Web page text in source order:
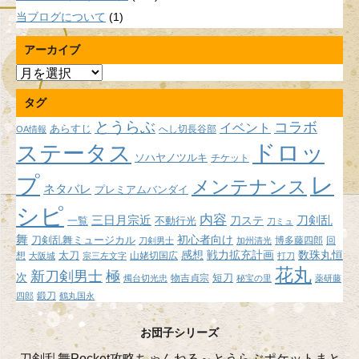
当ブログについて (1)
アーカイブ
ア
ー
カ
イ
ブ
タグ
OA情報 あらすじ とうらぶ へし切長谷部 イベント コラボ
ステータス ソハヤノツルキ チケット
ドロッ
プ ネタバレ プレミアムバンダイ メンテナンス レ
シピ 一覧 三日月宗近 不動行光 内容 刀ステ 刀ミュ
刀剣乱
舞 刀剣乱舞ミュージカル 刀剣男士 初心者向け 加州清光 博多藤四郎 回
想 大阪城 太刀 宗三左文字 山姥切国広 感想 戦力拡充計画 打刀 数珠丸恒
次 新刀剣男士 極 燭台切光忠 物吉貞宗 短刀 秘宝の里 花丸 薬研藤
四郎 鍛刀 鶴丸国永
お団子シリーズ